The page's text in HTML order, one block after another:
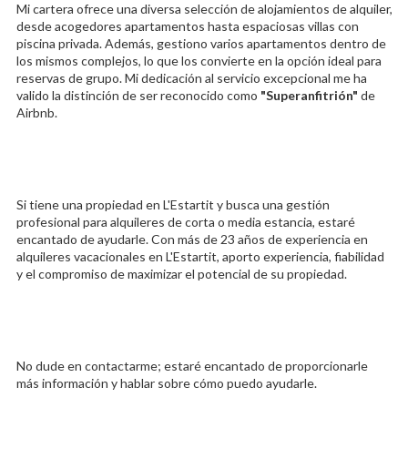
Mi cartera ofrece una diversa selección de alojamientos de alquiler,
desde acogedores apartamentos hasta espaciosas villas con
piscina privada. Además, gestiono varios apartamentos dentro de
los mismos complejos, lo que los convierte en la opción ideal para
reservas de grupo. Mi dedicación al servicio excepcional me ha
valido la distinción de ser reconocido como "Superanfitrión" de
Airbnb.
Si tiene una propiedad en L'Estartit y busca una gestión
profesional para alquileres de corta o media estancia, estaré
encantado de ayudarle. Con más de 23 años de experiencia en
alquileres vacacionales en L'Estartit, aporto experiencia, fiabilidad
y el compromiso de maximizar el potencial de su propiedad.
No dude en contactarme; estaré encantado de proporcionarle
más información y hablar sobre cómo puedo ayudarle.